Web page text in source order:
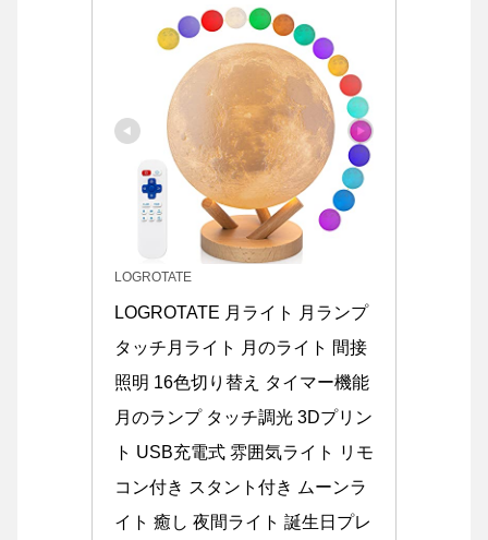
LOGROTATE
LOGROTATE 月ライト 月ランプ
タッチ月ライト 月のライト 間接
照明 16色切り替え タイマー機能
月のランプ タッチ調光 3Dプリン
ト USB充電式 雰囲気ライト リモ
コン付き スタント付き ムーンラ
イト 癒し 夜間ライト 誕生日プレ